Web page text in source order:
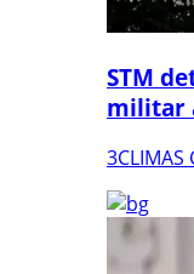
STM
militar
3CLIMAS